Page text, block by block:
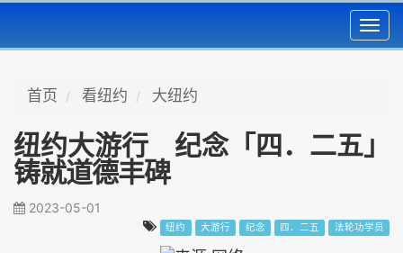
首页 看纽约 大纽约
纽约大游行 纪念「四．二五」
铸就道德丰碑
2023-05-01
纽约 大游行 纪念 四．二五 法轮功学员